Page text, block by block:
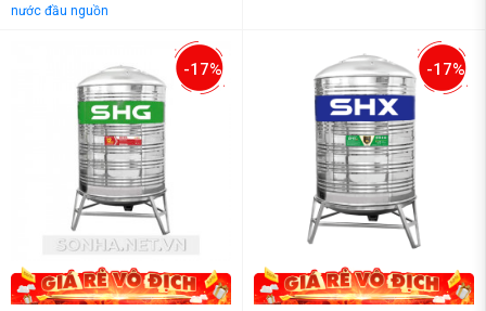
nước đầu nguồn
-17% -17%